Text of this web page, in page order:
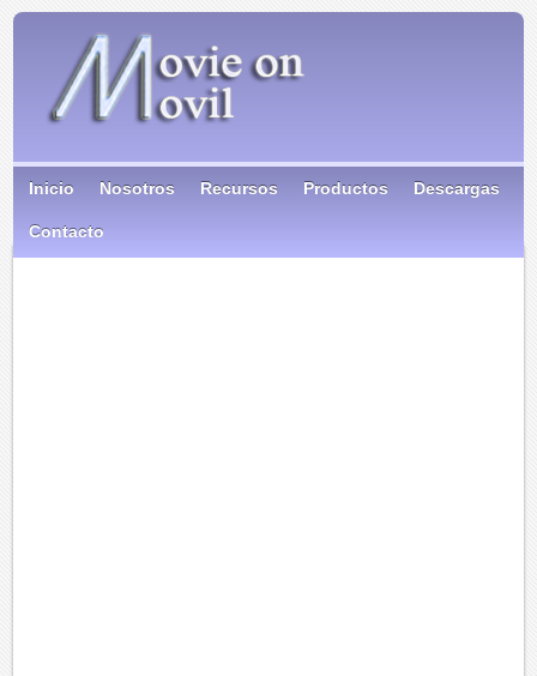
Inicio Nosotros Recursos Productos Descargas
Contacto